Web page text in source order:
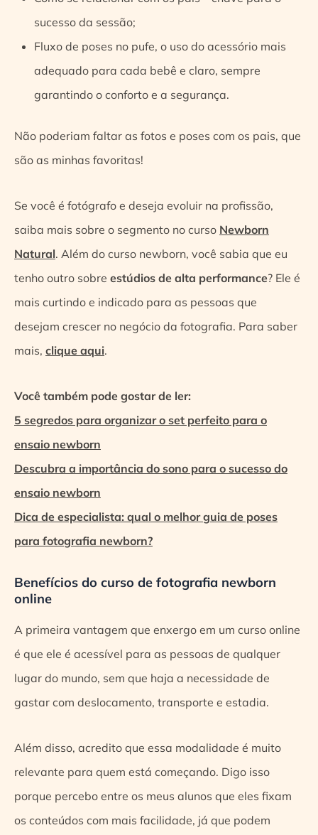
sucesso da sessão;
Fluxo de poses no pufe, o uso do acessório mais
adequado para cada bebê e claro, sempre
garantindo o conforto e a segurança.
Não poderiam faltar as fotos e poses com os pais, que
são as minhas favoritas!
Se você é fotógrafo e deseja evoluir na profissão,
saiba mais sobre o segmento no curso Newborn
Natural. Além do curso newborn, você sabia que eu
tenho outro sobre estúdios de alta performance? Ele é
mais curtindo e indicado para as pessoas que
desejam crescer no negócio da fotografia. Para saber
mais, clique aqui.
Você também pode gostar de ler:
5 segredos para organizar o set perfeito para o
ensaio newborn
Descubra a importância do sono para o sucesso do
ensaio newborn
Dica de especialista: qual o melhor guia de poses
para fotografia newborn?
Benefícios do curso de fotografia newborn
online
A primeira vantagem que enxergo em um curso online
é que ele é acessível para as pessoas de qualquer
lugar do mundo, sem que haja a necessidade de
gastar com deslocamento, transporte e estadia.
Além disso, acredito que essa modalidade é muito
relevante para quem está começando. Digo isso
porque percebo entre os meus alunos que eles fixam
os conteúdos com mais facilidade, já que podem